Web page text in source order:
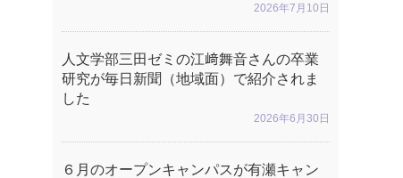
2026年7月10日
2026年6月30日
人文学部三田ゼミの江﨑舞音さんの卒業
研究が毎日新聞（地域面）で紹介されま
した
６月のオープンキャンパスが有瀬キャン